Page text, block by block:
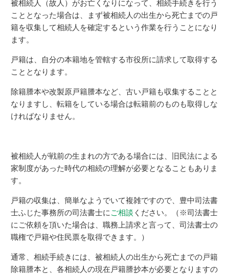
被相続人（故人）がお亡くなりになって、相続手続きを行う
こととなった場合は、まず被相続人の出生から死亡までの戸
籍を収集して相続人を確定するという作業を行うことになり
ます。
戸籍は、自分の本籍地を管轄する市役所に請求して取得する
こととなります。
除籍謄本や改製原戸籍謄本など、古い戸籍も収集することと
なりますし、転籍をしている場合は転籍前のものも取得しな
ければなりません。
被相続人が戦前の生まれの方である場合には、旧民法による
家制度があった時代の相続の理解が必要となることもありま
す。
戸籍の収集は、簡単なようでいて複雑ですので、豊中司法書
士ふじた事務所の司法書士に ご相談 ください。（※司法書士
にご依頼を頂いた場合は、職務上請求と言って、司法書士の
職権で戸籍や住民票を取得できます。）
通常、相続手続きには、被相続人の出生から死亡までの戸籍
除籍謄本と、各相続人の現在戸籍謄抄本が必要となりますの